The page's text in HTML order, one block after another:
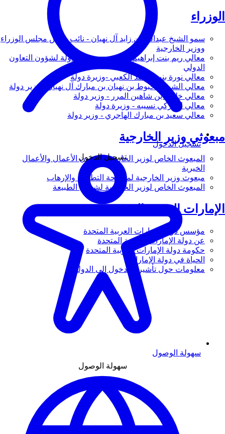
الوزراء
سمو الشيخ عبدالله بن زايد آل نهيان - نائب رئيس مجلس الوزراء
ووزير الخارجية
معالي ريم بنت إبراهيم الهاشمي - وزيرة دولة لشؤون التعاون
الدولي
معالي نورة بنت محمد الكعبي -وزيرة دولة
معالي الشيخ شخبوط بن نهيان بن مبارك آل نهيان - وزير دولة
معالي خليفة بن شاهين المرر - وزير دولة
معالي لانا زكي نسيبه - وزيرة دولة
معالي سعيد بن مبارك الهاجري - وزير دولة
مبعوثي وزير الخارجية
المبعوث الخاص لوزير الخارجية لشؤون الأعمال والأعمال
الخيرية
مبعوث وزير الخارجية لمكافحة التطرف والإرهاب
المبعوث الخاص لوزير الخارجية لشؤون الطبيعة
الإمارات العربية المتحدة
مؤسس دولة الإمارات العربية المتحدة
عن دولة الإمارات العربية المتحدة
حكومة دولة الإمارات العربية المتحدة
الحياة في دولة الإمارات
معلومات حول تأشيرة الدخول إلى الدولة
تسجيل الدخول
تسجيل الدخول
سهولة الوصول
سهولة الوصول